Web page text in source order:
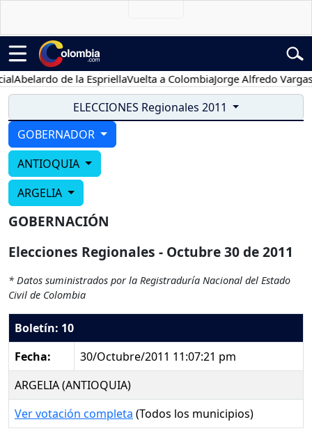
Abelardo de la EspriellaVuelta a ColombiaJorge Alfredo Vargas
ELECCIONES Regionales 2011
GOBERNADOR
ANTIOQUIA
ARGELIA
GOBERNACIÓN
Elecciones Regionales - Octubre 30 de 2011
* Datos suministrados por la Registraduría Nacional del Estado
Civil de Colombia
Boletín: 10
Fecha:
30/Octubre/2011 11:07:21 pm
ARGELIA (ANTIOQUIA)
Ver votación completa (Todos los municipios)